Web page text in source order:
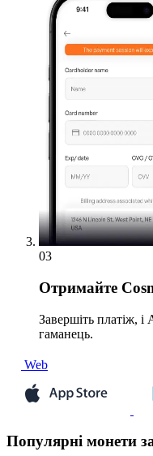
03
Отримайте
Завершіть платіж,
гаманець.
Web
Популярні монети